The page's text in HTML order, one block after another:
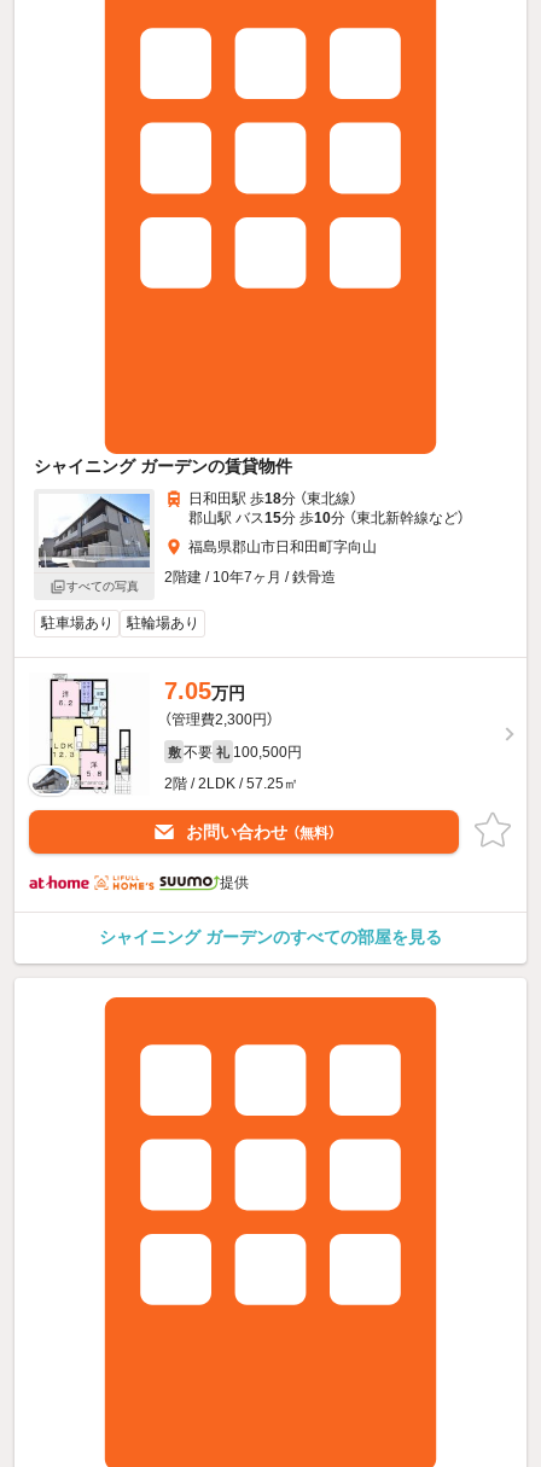
シャイニング ガーデンの賃貸物件
すべての写真
日和田駅 歩18分 （東北線）
郡山駅 バス15分 歩10分 （東北新幹線など）
福島県郡山市日和田町字向山
2階建 / 10年7ヶ月 / 鉄骨造
駐車場あり 駐輪場あり
7.05万円
（管理費2,300円）
敷 不要 礼 100,500円
2階 / 2LDK / 57.25㎡
お問い合わせ （無料）
提供
シャイニング ガーデンのすべての部屋を見る